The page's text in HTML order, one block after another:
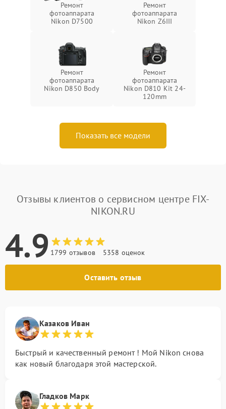
Ремонт
фотоаппарата
Nikon D7500
Ремонт
фотоаппарата
Nikon Z6III
Ремонт
фотоаппарата
Nikon D850 Body
Ремонт
фотоаппарата
Nikon D810 Kit 24-
120mm
Показать все модели
Отзывы клиентов о сервисном центре FIX-
NIKON.RU
4.9 1799 отзывов 5358 оценок
Оставить отзыв
Казаков Иван
Быстрый и качественный ремонт ! Мой Nikon снова
как новый благодаря этой мастерской.
Гладков Марк